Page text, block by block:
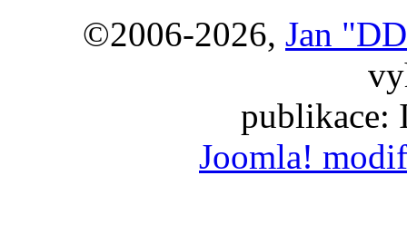
©2006-2026, Jan
publikace:
Joomla!